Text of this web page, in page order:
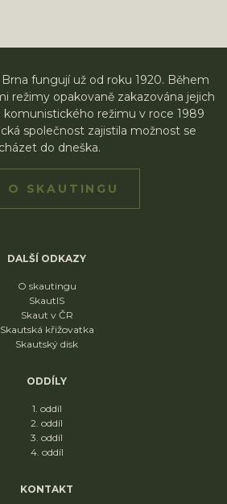
fungují už od roku 1920. Během
režimy opakovaně zakazována jejich
komunistického režimu v roce 1989
společnost zajistila možnost se
do dneška.
O SKAUTINGU
DALŠÍ ODKAZY
O skautingu
SkautIS
Skaut v ČR
Skautská křižovatka
Skautský disk
ODDÍLY
1. oddíl
2. oddíl
3. oddíl
4. oddíl
KONTAKT